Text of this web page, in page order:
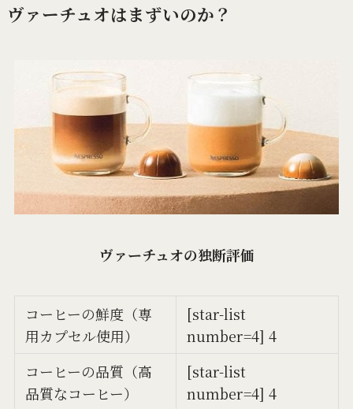
ヴァーチュオはまずいのか？
ヴァーチュオの独断評価
コーヒーの鮮度（専
用カプセル使用）
[star-list
number=4] 4
コーヒーの品質（高
品質なコーヒー）
[star-list
number=4] 4